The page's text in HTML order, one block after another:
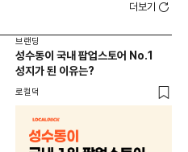
더보기
브랜딩
성수동이 국내 팝업스토어 No.1
성지가 된 이유는?
로컬덕